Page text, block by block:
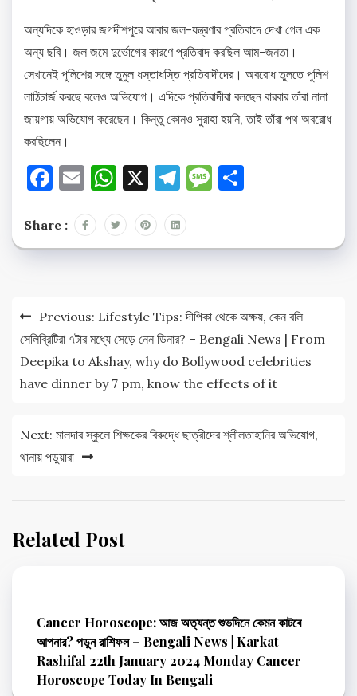
অন্যদিকে হাওড়ার জগদীশপুরে আবার জল-যন্ত্রণার প্রতিবাদে দেখা গেল এক
অন্য ছবি। জল জমে দুর্ভোগের কারণে প্রতিবাদ করছিল আম-জনতা।
সেখানেই পুলিশের সঙ্গে তুমুল ধস্তাধস্তি প্রতিবাদীদের। অবরোধ তুলতে পুলিশ
লাঠিচার্জ করছে বলেও অভিযোগ। এদিকে প্রতিবাদীরা বলছেন বারবার তাঁরা নানা
জায়গায় অভিযোগ করেছেন। কিন্তু কোনও সুরাহা হয়নি, তাই তাঁরা পথ অবরোধ
করছিলেন।
Facebook
EmailWhatsApp
X Telegram
Message
Share :
Post
navigation
Previous: Lifestyle Tips: দীপিকা থেকে অক্ষয়, কেন বলি
সেলিব্রিটিরা ৭টার মধ্যে সেড়ে নেন ডিনার? – Bengali News | From
Deepika to Akshay, why do Bollywood celebrities
have dinner by 7 pm, know the effects of it
Next: মালদার স্কুলে শিক্ষকের বিরুদ্ধে ছাত্রীদের শ্লীলতাহানির অভিযোগ,
থানায় পড়ুয়ারা
Related Post
Cancer Horoscope: আজ অত্যন্ত শুভদিনে কেমন কাটবে
আপনার? পড়ুন রাশিফল – Bengali News | Karkat
Rashifal 22th January 2024 Monday Cancer
Horoscope Today In Bengali